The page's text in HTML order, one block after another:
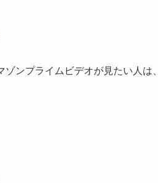
ンプライムビデオが見たい人は、